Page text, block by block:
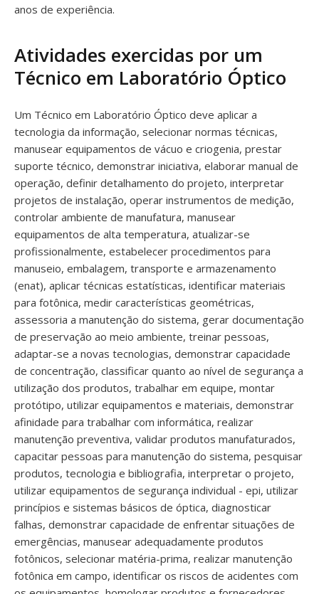
anos de experiência.
Atividades exercidas por um
Técnico em Laboratório Óptico
Um Técnico em Laboratório Óptico deve aplicar a
tecnologia da informação, selecionar normas técnicas,
manusear equipamentos de vácuo e criogenia, prestar
suporte técnico, demonstrar iniciativa, elaborar manual de
operação, definir detalhamento do projeto, interpretar
projetos de instalação, operar instrumentos de medição,
controlar ambiente de manufatura, manusear
equipamentos de alta temperatura, atualizar-se
profissionalmente, estabelecer procedimentos para
manuseio, embalagem, transporte e armazenamento
(enat), aplicar técnicas estatísticas, identificar materiais
para fotônica, medir características geométricas,
assessoria a manutenção do sistema, gerar documentação
de preservação ao meio ambiente, treinar pessoas,
adaptar-se a novas tecnologias, demonstrar capacidade
de concentração, classificar quanto ao nível de segurança a
utilização dos produtos, trabalhar em equipe, montar
protótipo, utilizar equipamentos e materiais, demonstrar
afinidade para trabalhar com informática, realizar
manutenção preventiva, validar produtos manufaturados,
capacitar pessoas para manutenção do sistema, pesquisar
produtos, tecnologia e bibliografia, interpretar o projeto,
utilizar equipamentos de segurança individual - epi, utilizar
princípios e sistemas básicos de óptica, diagnosticar
falhas, demonstrar capacidade de enfrentar situações de
emergências, manusear adequadamente produtos
fotônicos, selecionar matéria-prima, realizar manutenção
fotônica em campo, identificar os riscos de acidentes com